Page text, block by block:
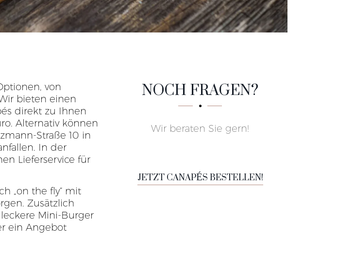
von
bieten einen
direkt zu Ihnen
Alternativ können
Straße 10 in
In der
Lieferservice für
„on the fly“ mit
Zusätzlich
Mini-Burger
ein Angebot
NOCH FRAGEN?
Wir beraten Sie gern!
JETZT CANAPÉS BESTELLEN!